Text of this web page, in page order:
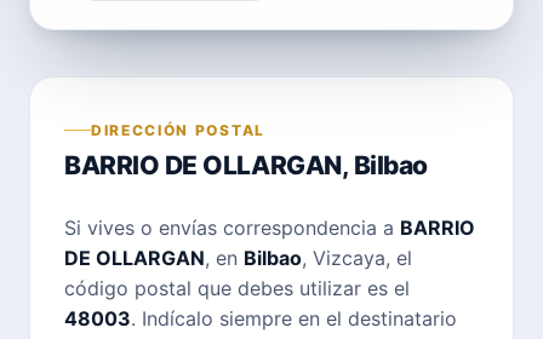
DIRECCIÓN POSTAL
BARRIO DE OLLARGAN, Bilbao
Si vives o envías correspondencia a BARRIO
DE OLLARGAN, en Bilbao, Vizcaya, el
código postal que debes utilizar es el
48003. Indícalo siempre en el destinatario